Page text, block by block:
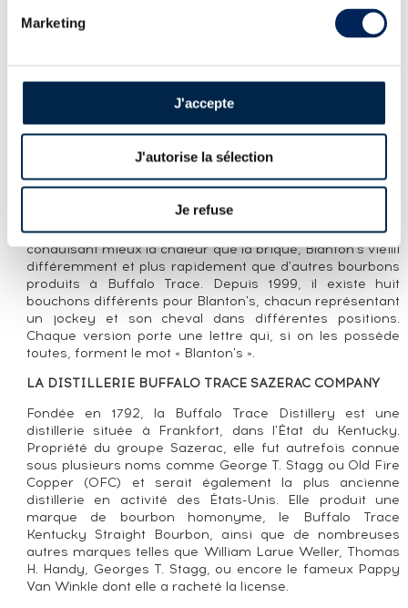
Marketing
J'accepte
J'autorise la sélection
Je refuse
WAREHOUSE H - BARREL N°136 - DUMPED
Blanton's Special Reserve est l'entrée de gamme de la
construit par Albert B. Blanton après la prohibition et qui
a la particularité d'être recouvert de métal. Le métal
conduisant mieux la chaleur que la brique, Blanton's vieilli
différemment et plus rapidement que d'autres bourbons
produits à Buffalo Trace. Depuis 1999, il existe huit
bouchons différents pour Blanton's, chacun représentant
un jockey et son cheval dans différentes positions.
Chaque version porte une lettre qui, si on les possède
toutes, forment le mot « Blanton's ».
LA DISTILLERIE BUFFALO TRACE SAZERAC COMPANY
Fondée en 1792, la Buffalo Trace Distillery est une
distillerie située à Frankfort, dans l'État du Kentucky.
Propriété du groupe Sazerac, elle fut autrefois connue
sous plusieurs noms comme George T. Stagg ou Old Fire
Copper (OFC) et serait également la plus ancienne
distillerie en activité des États-Unis. Elle produit une
marque de bourbon homonyme, le Buffalo Trace
Kentucky Straight Bourbon, ainsi que de nombreuses
autres marques telles que William Larue Weller, Thomas
H. Handy, Georges T. Stagg, ou encore le fameux Pappy
Van Winkle dont elle a racheté la license.